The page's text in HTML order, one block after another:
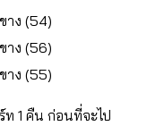
1 คืน ก่อนที่จะไป